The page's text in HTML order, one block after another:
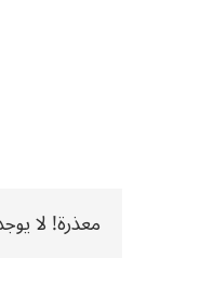
معذرة! لا